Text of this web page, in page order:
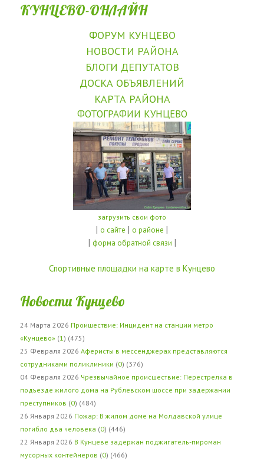
КУНЦЕВО-ОНЛАЙН
ФОРУМ КУНЦЕВО
НОВОСТИ РАЙОНА
БЛОГИ ДЕПУТАТОВ
ДОСКА ОБЪЯВЛЕНИЙ
КАРТА РАЙОНА
ФОТОГРАФИИ КУНЦЕВО
загрузить свои фото
| о сайте | о районе |
| форма обратной связи |
Спортивные площадки на карте в Кунцево
Новости Кунцево
24 Марта 2026 Проишествие: Инцидент на станции метро
«Кунцево» (1 ) (475)
25 Февраля 2026 Аферисты в мессенджерах представляются
сотрудниками поликлиники (0) (376)
04 Февраля 2026 Чрезвычайное происшествие: Перестрелка в
подъезде жилого дома на Рублевском шоссе при задержании
преступников (0) (484)
26 Января 2026 Пожар: В жилом доме на Молдавской улице
погибло два человека (0) (446)
22 Января 2026 В Кунцеве задержан поджигатель-пироман
мусорных контейнеров (0) (466)